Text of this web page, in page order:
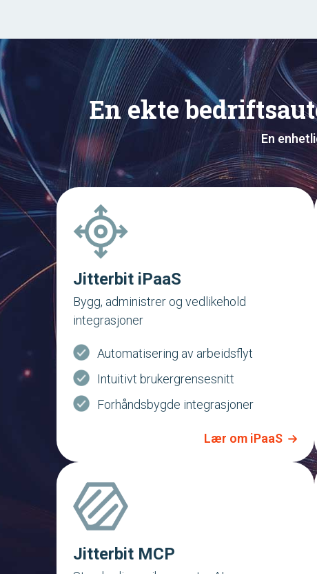
En ekte
En
Jitterbit iPaaS
Bygg, administrer og vedlikehold
integrasjoner
Automatisering av arbeidsflyt
Intuitivt brukergrensesnitt
Forhåndsbygde integrasjoner
Lær om iPaaS
Jitterbit MCP